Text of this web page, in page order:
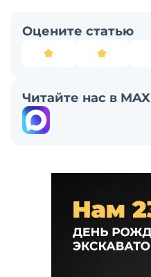
Оцените статью
Читайте нас в MAX